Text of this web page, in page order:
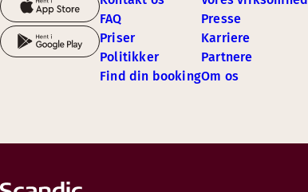
FAQ
Priser
Politikker
Find din booking
Presse
Karriere
Partnere
Om os